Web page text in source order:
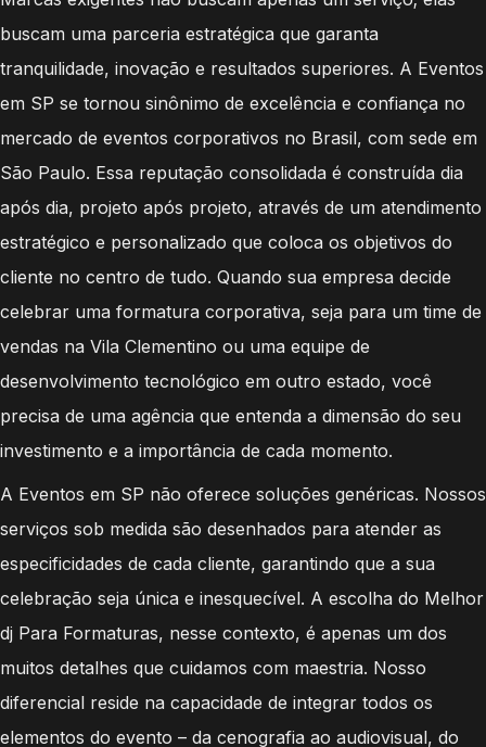
buscam uma parceria estratégica que garanta
tranquilidade, inovação e resultados superiores. A Eventos
em SP se tornou sinônimo de excelência e confiança no
mercado de eventos corporativos no Brasil, com sede em
São Paulo. Essa reputação consolidada é construída dia
após dia, projeto após projeto, através de um atendimento
estratégico e personalizado que coloca os objetivos do
cliente no centro de tudo. Quando sua empresa decide
celebrar uma formatura corporativa, seja para um time de
vendas na Vila Clementino ou uma equipe de
desenvolvimento tecnológico em outro estado, você
precisa de uma agência que entenda a dimensão do seu
investimento e a importância de cada momento.
A Eventos em SP não oferece soluções genéricas. Nossos
serviços sob medida são desenhados para atender as
especificidades de cada cliente, garantindo que a sua
celebração seja única e inesquecível. A escolha do Melhor
dj Para Formaturas, nesse contexto, é apenas um dos
muitos detalhes que cuidamos com maestria. Nosso
diferencial reside na capacidade de integrar todos os
elementos do evento – da cenografia ao audiovisual, do